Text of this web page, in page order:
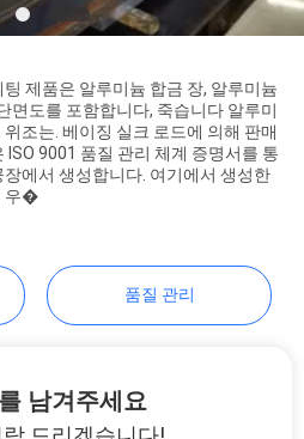
Enterprise
Services
제품은 알루미늄 합금 장, 알루미늄
면도를 포함합니다, 죽습니다 알루미
조는. 베이징 실크 로드에 의해 판매
9001 품질 관리 체계 증명서를 통
에서 생성합니다. 여기에서 생성한
우�
품질 관리
남겨주세요